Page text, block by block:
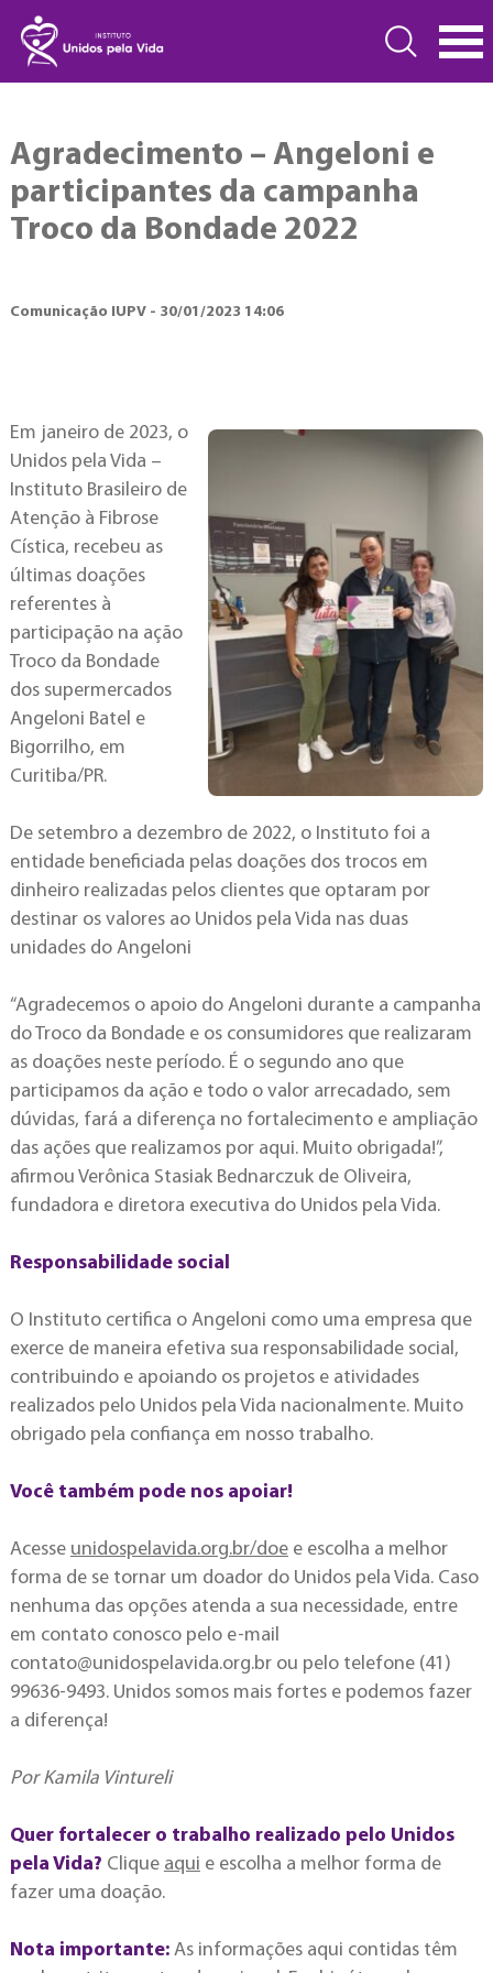
Agradecimento – Angeloni e
participantes da campanha
Troco da Bondade 2022
Comunicação IUPV - 30/01/2023 14:06
Em janeiro de 2023, o
Unidos pela Vida –
Instituto Brasileiro de
Atenção à Fibrose
Cística, recebeu as
últimas doações
referentes à
participação na ação
Troco da Bondade
dos supermercados
Angeloni Batel e
Bigorrilho, em
Curitiba/PR.
De setembro a dezembro de 2022, o Instituto foi a
entidade beneficiada pelas doações dos trocos em
dinheiro realizadas pelos clientes que optaram por
destinar os valores ao Unidos pela Vida nas duas
unidades do Angeloni
“Agradecemos o apoio do Angeloni durante a campanha
do Troco da Bondade e os consumidores que realizaram
as doações neste período. É o segundo ano que
participamos da ação e todo o valor arrecadado, sem
dúvidas, fará a diferença no fortalecimento e ampliação
das ações que realizamos por aqui. Muito obrigada!”,
afirmou Verônica Stasiak Bednarczuk de Oliveira,
fundadora e diretora executiva do Unidos pela Vida.
Responsabilidade social
O Instituto certifica o Angeloni como uma empresa que
exerce de maneira efetiva sua responsabilidade social,
contribuindo e apoiando os projetos e atividades
realizados pelo Unidos pela Vida nacionalmente. Muito
obrigado pela confiança em nosso trabalho.
Você também pode nos apoiar!
Acesse unidospelavida.org.br/doee escolha a melhor
forma de se tornar um doador do Unidos pela Vida. Caso
nenhuma das opções atenda a sua necessidade, entre
em contato conosco pelo e-mail
contato@unidospelavida.org.brou pelo telefone (41)
99636-9493. Unidos somos mais fortes e podemos fazer
a diferença!
Por Kamila Vintureli
Quer fortalecer o trabalho realizado pelo Unidos
pela Vida? Clique aqui e escolha a melhor forma de
fazer uma doação.
Nota importante:As informações aqui contidas têm